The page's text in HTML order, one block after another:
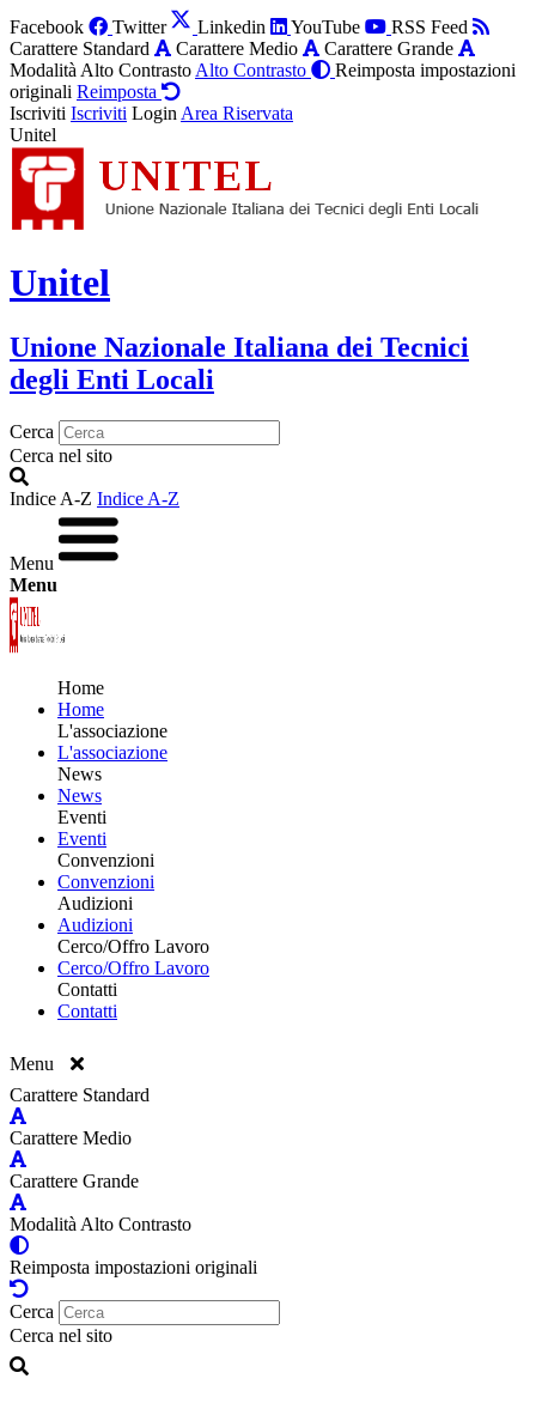
Facebook Twitter Linkedin YouTube
RSS Feed
Carattere Standard
Carattere Medio
Carattere Grande
Modalità Alto Contrasto Alto Contrasto
Reimposta impostazioni
originali Reimposta
Iscriviti Iscriviti Login Area Riservata
Unitel
Unitel
Unione Nazionale Italiana dei Tecnici
degli Enti Locali
Cerca
Cerca nel sito
Indice A-Z Indice A-Z
Menu
Menu
Home
Home
L'associazione
L'associazione
News
News
Eventi
Eventi
Convenzioni
Convenzioni
Audizioni
Audizioni
Cerco/Offro Lavoro
Cerco/Offro Lavoro
Contatti
Contatti
Menu
Carattere Standard
Carattere Medio
Carattere Grande
Modalità Alto Contrasto
Reimposta impostazioni originali
Cerca
Cerca nel sito